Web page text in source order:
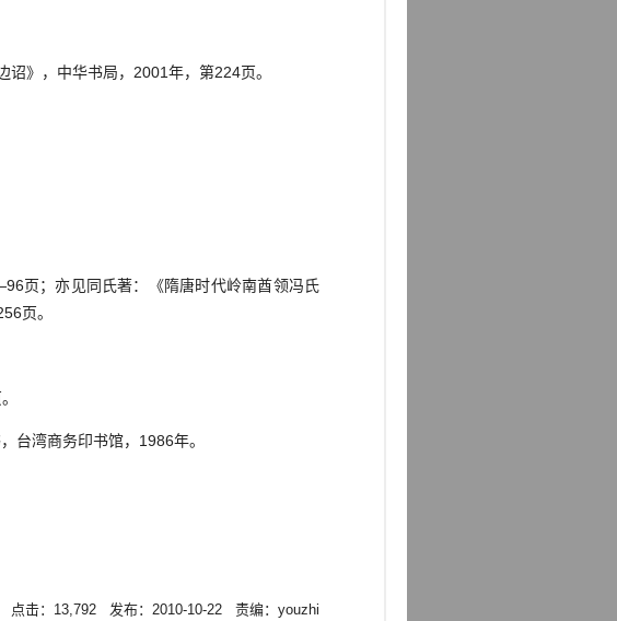
》，中华书局，2001年，第224页。
页；亦见同氏著：《隋唐时代岭南酋领冯氏
页。
台湾商务印书馆，1986年。
点击：13,792 发布：2010-10-22 责编：youzhi